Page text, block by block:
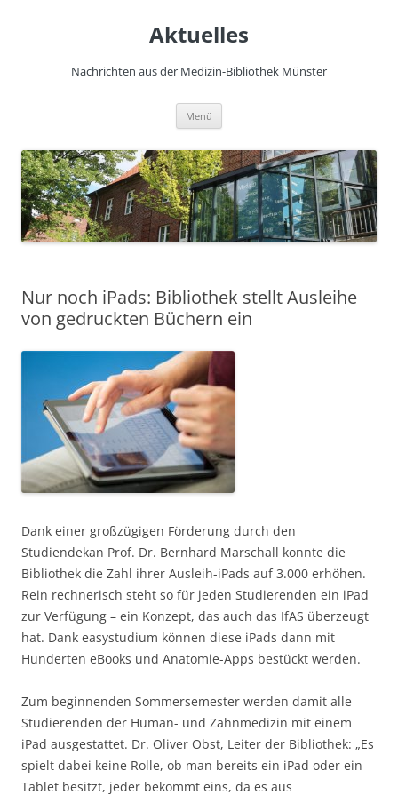
Aktuelles
Nachrichten aus der Medizin-Bibliothek Münster
Menü
Nur noch iPads: Bibliothek stellt Ausleihe
von gedruckten Büchern ein
Dank einer großzügigen Förderung durch den
Studiendekan Prof. Dr. Bernhard Marschall konnte die
Bibliothek die Zahl ihrer Ausleih-iPads auf 3.000 erhöhen.
Rein rechnerisch steht so für jeden Studierenden ein iPad
zur Verfügung – ein Konzept, das auch das IfAS überzeugt
hat. Dank easystudium können diese iPads dann mit
Hunderten eBooks und Anatomie-Apps bestückt werden.
Zum beginnenden Sommersemester werden damit alle
Studierenden der Human- und Zahnmedizin mit einem
iPad ausgestattet. Dr. Oliver Obst, Leiter der Bibliothek: „Es
spielt dabei keine Rolle, ob man bereits ein iPad oder ein
Tablet besitzt, jeder bekommt eins, da es aus